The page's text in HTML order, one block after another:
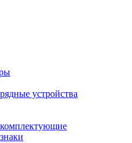
устройства